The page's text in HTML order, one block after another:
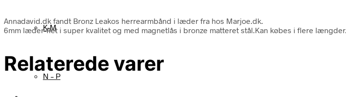
K-M
N – P
Annadavid.dk fandt Bronz Leakos herrearmbånd i læder fra hos Marjoe.dk.
6mm læder-flet i super kvalitet og med magnetlås i bronze matteret stål.Kan købes i flere længder.
Relaterede varer